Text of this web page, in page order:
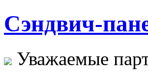
Сэндвич-
Уважаемые